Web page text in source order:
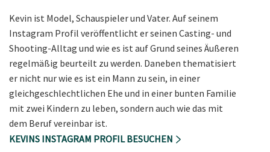
Kevin ist Model, Schauspieler und Vater. Auf seinem
Instagram Profil veröffentlicht er seinen Casting- und
Shooting-Alltag und wie es ist auf Grund seines Äußeren
regelmäßig beurteilt zu werden. Daneben thematisiert
er nicht nur wie es ist ein Mann zu sein, in einer
gleichgeschlechtlichen Ehe und in einer bunten Familie
mit zwei Kindern zu leben, sondern auch wie das mit
dem Beruf vereinbar ist.
KEVINS INSTAGRAM PROFIL BESUCHEN